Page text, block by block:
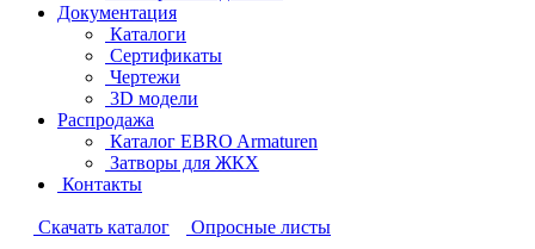
Документация
Каталоги
Сертификаты
Чертежи
3D модели
Распродажа
Каталог EBRO Armaturen
Затворы для ЖКХ
Контакты
Cкачать каталог Опросные листы